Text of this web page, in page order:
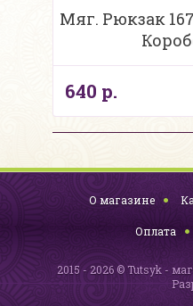
Мяг. Рюкзак
640 р.
О магазине
Оплата
2015 - 2026 © Tutsyk -